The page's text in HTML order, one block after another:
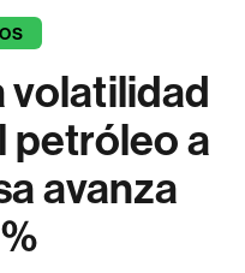
volatilidad
petróleo a
avanza